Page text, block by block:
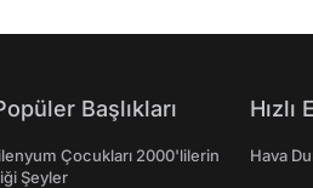
Başlıkları
Çocukları 2000'lilerin
Şeyler
Hızlı
Hava